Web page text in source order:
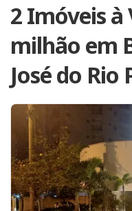
2 Imóveis à
milhão em
José do Rio